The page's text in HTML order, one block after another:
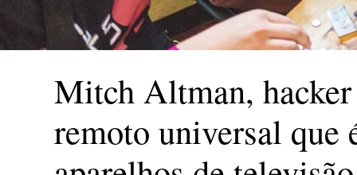
Mitch Altman,
remoto universal que